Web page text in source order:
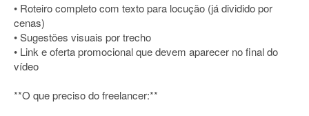
• Roteiro completo com texto para locução (já dividido por
cenas)
• Sugestões visuais por trecho
• Link e oferta promocional que devem aparecer no final do
vídeo
**O que preciso do freelancer:**